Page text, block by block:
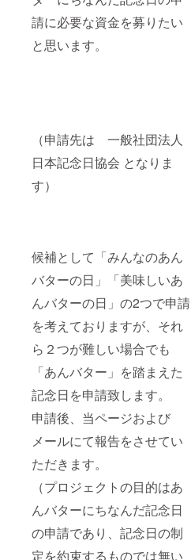
請に必要な資金を募りたい
と思います。
（申請先は 一般社団法人
日本記念日協会 となりま
す）
候補として「みんなのあん
バターの日」「美味しいあ
んバターの日」の2つで申請
を考えておりますが、それ
ら２つが難しい場合でも
「あんバター」を踏まえた
記念日を申請致します。
申請後、当ページおよび
メールにて報告をさせてい
ただきます。
（プロジェクトの目的はあ
んバターにちなんだ記念日
の申請であり、記念日の制
定を約束するものでは無い